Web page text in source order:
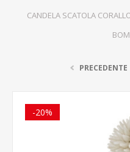
CANDELA SCATOLA
PRECEDENTE
-20%